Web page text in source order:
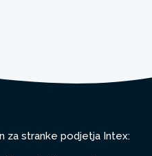
za stranke podjetja Intex: